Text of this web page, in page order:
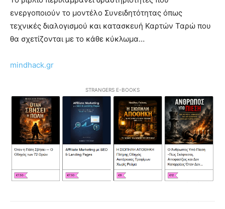
ενεργοποιούν το μοντέλο Συνειδητότητας όπως
τεχνικές διαλογισμού και κατασκευή Καρτών Ταρώ που
θα σχετίζονται με το κάθε κύκλωμα…
mindhack.gr
STRANGERS E-BOOKS